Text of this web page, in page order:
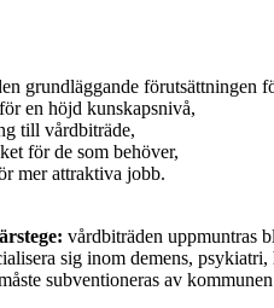
grundläggande förutsättningen
en höjd kunskapsnivå,
till vårdbiträde,
för de som behöver,
mer attraktiva jobb.
vårdbiträden uppmuntras
sig inom demens,
subventioneras av